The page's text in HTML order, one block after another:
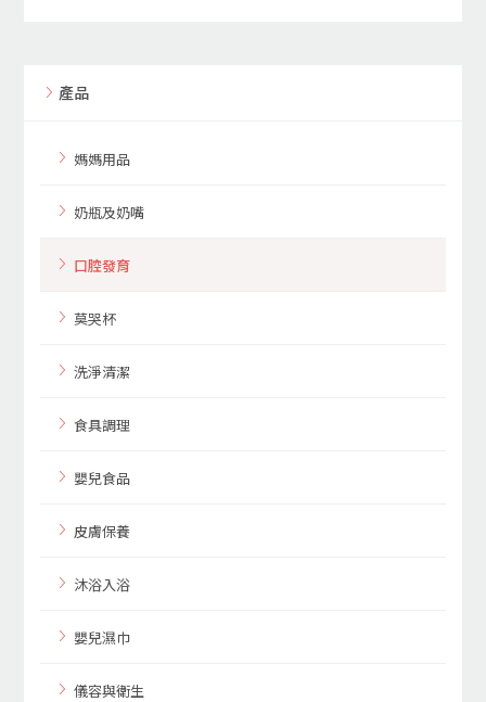
產品
媽媽用品
奶瓶及奶嘴
口腔發育
莫哭杯
洗淨清潔
食具調理
嬰兒食品
皮膚保養
沐浴入浴
嬰兒濕巾
儀容與衛生